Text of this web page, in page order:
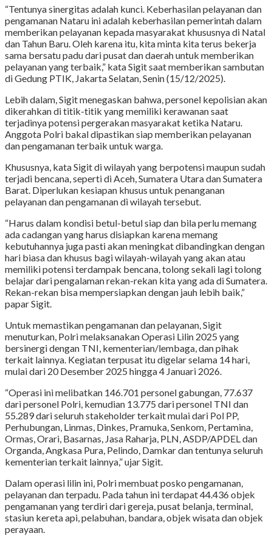
“Tentunya sinergitas adalah kunci. Keberhasilan pelayanan dan
pengamanan Nataru ini adalah keberhasilan pemerintah dalam
memberikan pelayanan kepada masyarakat khususnya di Natal
dan Tahun Baru. Oleh karena itu, kita minta kita terus bekerja
sama bersatu padu dari pusat dan daerah untuk memberikan
pelayanan yang terbaik,” kata Sigit saat memberikan sambutan
di Gedung PTIK, Jakarta Selatan, Senin (15/12/2025).
Lebih dalam, Sigit menegaskan bahwa, personel kepolisian akan
dikerahkan di titik-titik yang memiliki kerawanan saat
terjadinya potensi pergerakan masyarakat ketika Nataru.
Anggota Polri bakal dipastikan siap memberikan pelayanan
dan pengamanan terbaik untuk warga.
Khususnya, kata Sigit di wilayah yang berpotensi maupun sudah
terjadi bencana, seperti di Aceh, Sumatera Utara dan Sumatera
Barat. Diperlukan kesiapan khusus untuk penanganan
pelayanan dan pengamanan di wilayah tersebut.
“Harus dalam kondisi betul-betul siap dan bila perlu memang
ada cadangan yang harus disiapkan karena memang
kebutuhannya juga pasti akan meningkat dibandingkan dengan
hari biasa dan khusus bagi wilayah-wilayah yang akan atau
memiliki potensi terdampak bencana, tolong sekali lagi tolong
belajar dari pengalaman rekan-rekan kita yang ada di Sumatera.
Rekan-rekan bisa mempersiapkan dengan jauh lebih baik,”
papar Sigit.
Untuk memastikan pengamanan dan pelayanan, Sigit
menuturkan, Polri melaksanakan Operasi Lilin 2025 yang
bersinergi dengan TNI, kementerian/lembaga, dan pihak
terkait lainnya. Kegiatan terpusat itu digelar selama 14 hari,
mulai dari 20 Desember 2025 hingga 4 Januari 2026.
“Operasi ini melibatkan 146.701 personel gabungan, 77.637
dari personel Polri, kemudian 13.775 dari personel TNI dan
55.289 dari seluruh stakeholder terkait mulai dari Pol PP,
Perhubungan, Linmas, Dinkes, Pramuka, Senkom, Pertamina,
Ormas, Orari, Basarnas, Jasa Raharja, PLN, ASDP/APDEL dan
Organda, Angkasa Pura, Pelindo, Damkar dan tentunya seluruh
kementerian terkait lainnya,” ujar Sigit.
Dalam operasi lilin ini, Polri membuat posko pengamanan,
pelayanan dan terpadu. Pada tahun ini terdapat 44.436 objek
pengamanan yang terdiri dari gereja, pusat belanja, terminal,
stasiun kereta api, pelabuhan, bandara, objek wisata dan objek
perayaan.